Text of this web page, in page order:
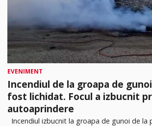
EVENIMENT
Incendiul de la groapa de
fost lichidat. Focul a izbucnit
autoaprindere
Incendiul izbucnit la groapa de gunoi de la